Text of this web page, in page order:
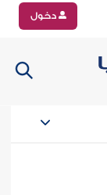
دخول